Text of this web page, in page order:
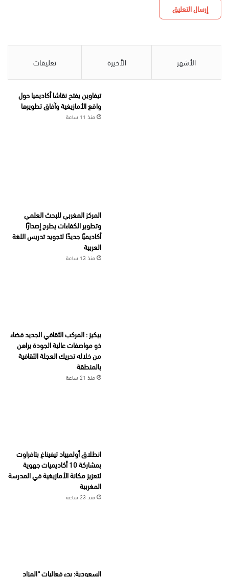
الأشهر الأخيرة تعليقات
تيفاوين يفتح نقاشا أكاديميا حول
واقع الأمازيغية وآفاق تطويرها
منذ 11 ساعة
المركز المغربي للبحث العلمي
وتطوير الكفاءات يطرح إصدارًا
أكاديميًا جديدًا لتجويد تدريس اللغة
العربية
منذ 13 ساعة
بيكيز : المركب الثقافي الجديد فضاء
ذو مواصفات عالية الجودة يراهن
من خلاله تحريك العجلة الثقافية
بالمنطقة
منذ 21 ساعة
انطلاق أولمبياد تيفيناغ بتافراوت
بمشاركة 10 أكاديميات جهوية
لتعزيز مكانة الأمازيغية في المدرسة
المغربية
منذ 23 ساعة
السعودية: بدء فعاليات “المزاد